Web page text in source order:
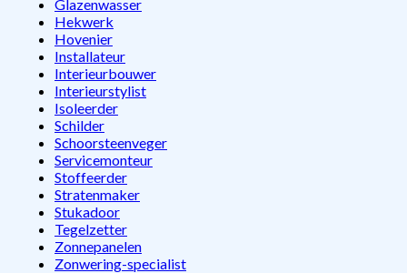
Glazenwasser
Hekwerk
Hovenier
Installateur
Interieurbouwer
Interieurstylist
Isoleerder
Schilder
Schoorsteenveger
Servicemonteur
Stoffeerder
Stratenmaker
Stukadoor
Tegelzetter
Zonnepanelen
Zonwering-specialist